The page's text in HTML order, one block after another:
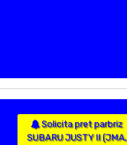
Solicita pret parbriz
SUBARU JUSTY II (JMA,